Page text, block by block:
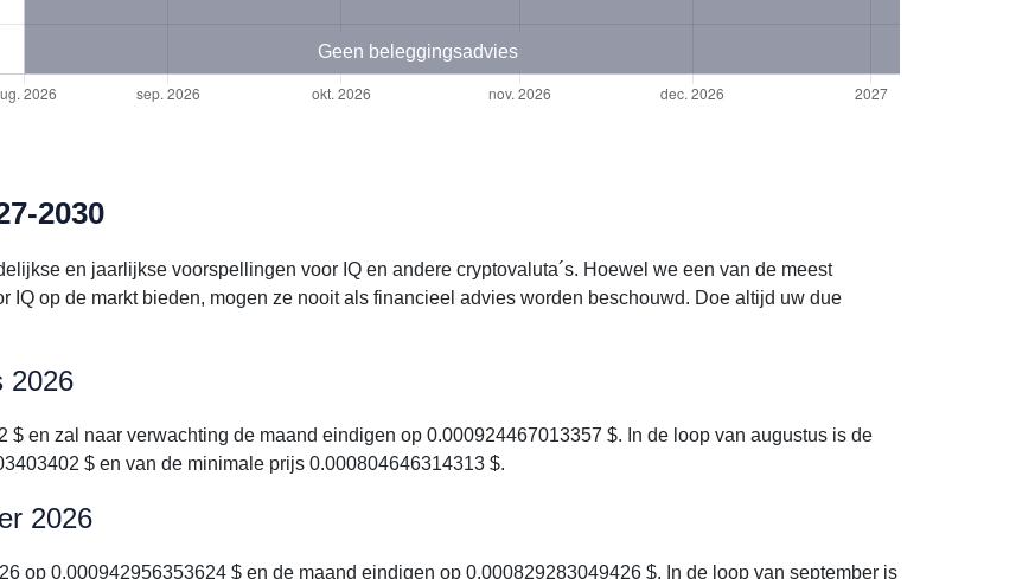
Geen beleggingsadvies
2030
en jaarlijkse voorspellingen voor IQ en andere cryptovaluta´s. Hoewel we een van de meest
IQ op de markt bieden, mogen ze nooit als financieel advies worden beschouwd. Doe altijd uw due
2026
$ en zal naar verwachting de maand eindigen op 0.000924467013357 $. In de loop van augustus is de
$ en van de minimale prijs 0.000804646314313 $.
2026
op 0.000942956353624 $ en de maand eindigen op 0.000829283049426 $. In de loop van september is